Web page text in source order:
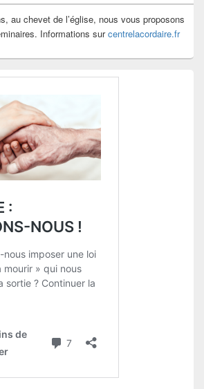
au chevet de l’église, nous vous proposons
Informations surcentrelacordaire.fr